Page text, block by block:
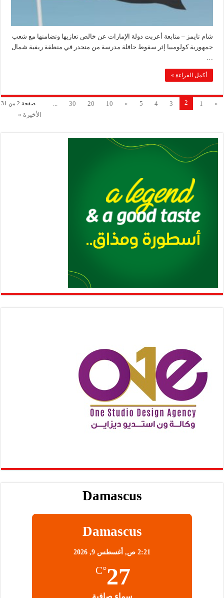
شام تايمز – متابعة أعربت دولة الإمارات عن خالص تعازيها وتضامنها مع شعب
جمهورية كولومبيا إثر سقوط حافلة مدرسة من منحدر في منطقة ريفية شمال
أكمل القراءة »
صفحة 2 من 31 «
1
2
3
4
5
»
10
20
30
الأخيرة »
Damascus
Damascus
2:21 ص, أغسطس 9, 2026
27
°C
سماء صافية